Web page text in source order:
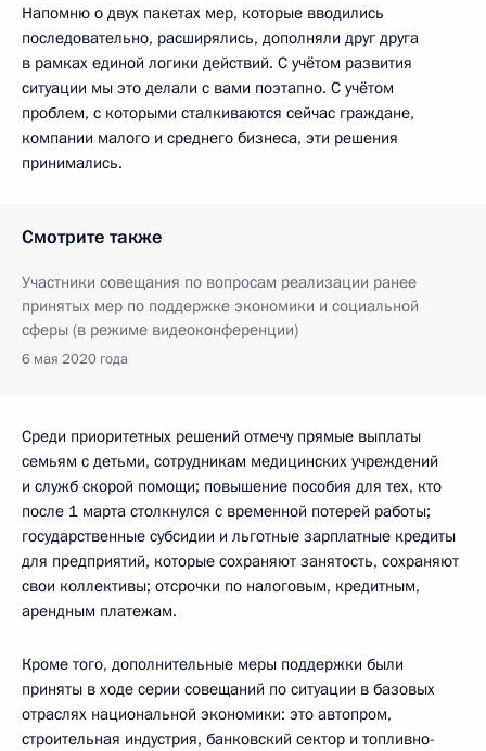
Напомню о двух пакетах мер, которые вводились
последовательно, расширялись, дополняли друг друга
в рамках единой логики действий. С учётом развития
ситуации мы это делали с вами поэтапно. С учётом
проблем, с которыми сталкиваются сейчас граждане,
компании малого и среднего бизнеса, эти решения
принимались.
Смотрите также
Участники совещания по вопросам реализации ранее
принятых мер по поддержке экономики и социальной
сферы (в режиме видеоконференции)
6 мая 2020 года
Среди приоритетных решений отмечу прямые выплаты
семьям с детьми, сотрудникам медицинских учреждений
и служб скорой помощи; повышение пособия для тех, кто
после 1 марта столкнулся с временной потерей работы;
государственные субсидии и льготные зарплатные кредиты
для предприятий, которые сохраняют занятость, сохраняют
свои коллективы; отсрочки по налоговым, кредитным,
арендным платежам.
Кроме того, дополнительные меры поддержки были
приняты в ходе серии совещаний по ситуации в базовых
отраслях национальной экономики: это автопром,
строительная индустрия, банковский сектор и топливно-